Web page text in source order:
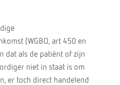
(WGBO, art 450 en
dat als de patiënt of zijn
niet in staat is om
er toch direct handelend